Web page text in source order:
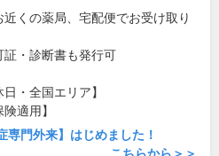
近くの薬局、宅配便でお受け取り
証・診断書も発行可
日・全国エリア】
険適用】
専門外来】はじめました！